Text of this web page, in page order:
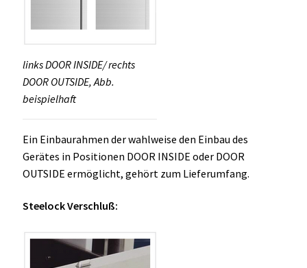
links DOOR INSIDE/ rechts
DOOR OUTSIDE, Abb.
beispielhaft
Ein Einbaurahmen der wahlweise den Einbau des
Gerätes in Positionen DOOR INSIDE oder DOOR
OUTSIDE ermöglicht, gehört zum Lieferumfang.
Steelock Verschluß: